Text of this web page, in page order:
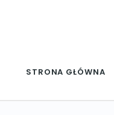
STRONA GŁÓWNA